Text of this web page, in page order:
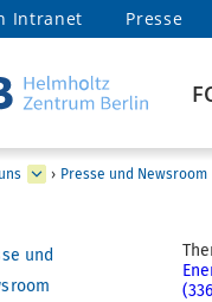
Intranet Presse
› Presse und Newsroom
und